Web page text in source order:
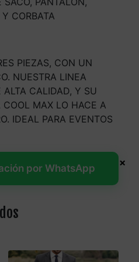
CORBATA
PIEZAS, CON UN
NUESTRA LINEA
ALTA CALIDAD, Y SU
MAX LO HACE A
IDEAL PARA EVENTOS
por WhatsApp ×